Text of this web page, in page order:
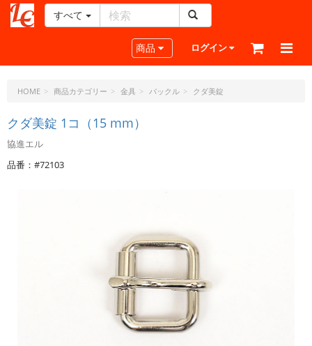
ー
ラ
ト・
ド
ッ
ト・
すべて
Toggle navigation
商品 ログイン
HOME 商品カテゴリー 金具 バックル クダ美錠
クダ美錠 1コ（15 mm）
協進エル
品番：#72103